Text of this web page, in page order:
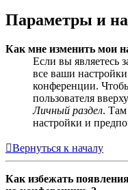
Параметры и
Как мне изменить мои
Если вы являетесь
все ваши
конференции.
пользователя
Личный раздел. Там
настройки и
Вернуться к началу
Как избежать